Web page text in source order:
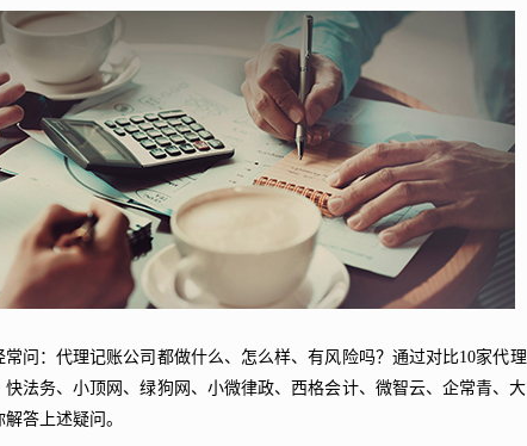
问：代理记账公司都做什么、怎么样、有风险吗？通过对比10家代理
法务、小顶网、绿狗网、小微律政、西格会计、微智云、企常青、大
答上述疑问。